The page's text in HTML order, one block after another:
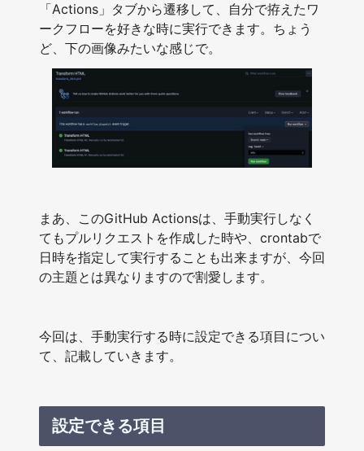
「Actions」タブから遷移して、自分で拵えたワ
ークフローを好きな時に実行できます。ちょう
ど、下の画像みたいな感じで。
まあ、このGitHub Actionsは、手動実行しなく
てもプルリクエストを作成した時や、crontabで
日時を指定して実行することも出来ますが、今回
の主題とは異なりますので割愛します。
今回は、手動実行する時に設定できる項目につい
て、記載していきます。
設定できる項目